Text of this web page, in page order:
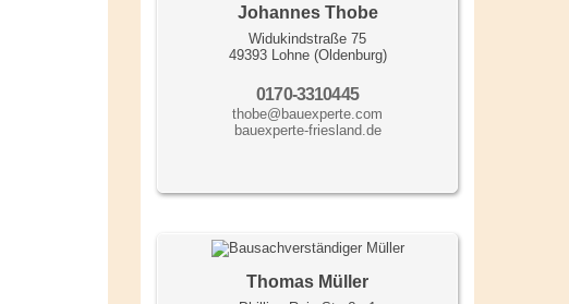
Johannes Thobe
Widukindstraße 75
49393 Lohne (Oldenburg)
0170-3310445
thobe@bauexperte.com
bauexperte-friesland.de
Thomas Müller